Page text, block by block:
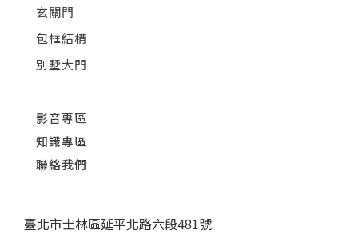
玄關門
包框結構
別墅大門
影音專區
知識專區
聯絡我們
臺北市士林區延平北路六段481號